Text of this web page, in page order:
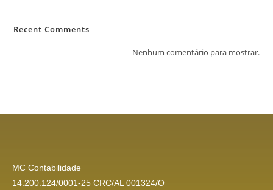
Recent Comments
Nenhum comentário para mostrar.
MC Contabilidade
14.200.124/0001-25 CRC/AL 001324/O